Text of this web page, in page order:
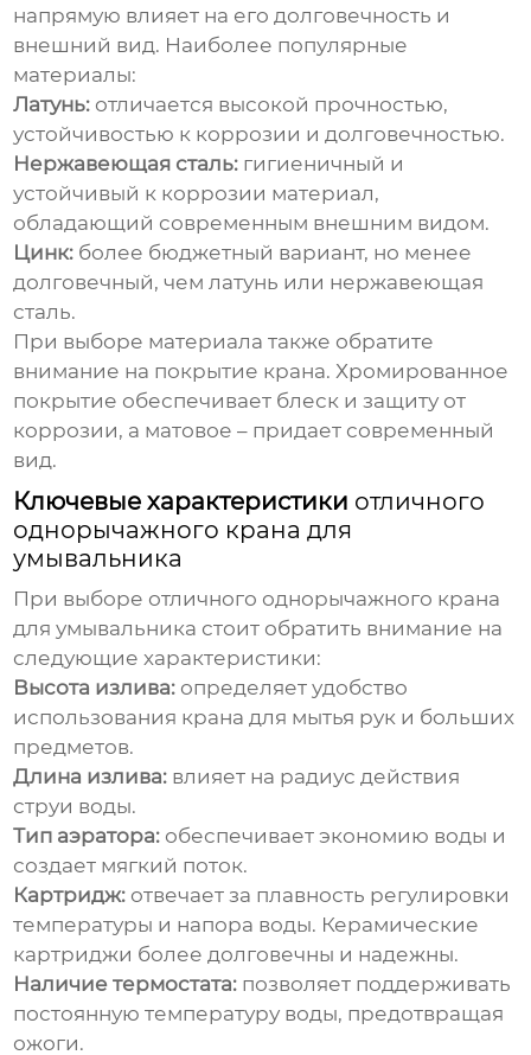
напрямую влияет на его долговечность и
внешний вид. Наиболее популярные
материалы:
Латунь: отличается высокой прочностью,
устойчивостью к коррозии и долговечностью.
Нержавеющая сталь: гигиеничный и
устойчивый к коррозии материал,
обладающий современным внешним видом.
Цинк: более бюджетный вариант, но менее
долговечный, чем латунь или нержавеющая
сталь.
При выборе материала также обратите
внимание на покрытие крана. Хромированное
покрытие обеспечивает блеск и защиту от
коррозии, а матовое – придает современный
вид.
Ключевые характеристики отличного
однорычажного крана для
умывальника
При выборе отличного однорычажного крана
для умывальника стоит обратить внимание на
следующие характеристики:
Высота излива: определяет удобство
использования крана для мытья рук и больших
предметов.
Длина излива: влияет на радиус действия
струи воды.
Тип аэратора: обеспечивает экономию воды и
создает мягкий поток.
Картридж: отвечает за плавность регулировки
температуры и напора воды. Керамические
картриджи более долговечны и надежны.
Наличие термостата: позволяет поддерживать
постоянную температуру воды, предотвращая
ожоги.